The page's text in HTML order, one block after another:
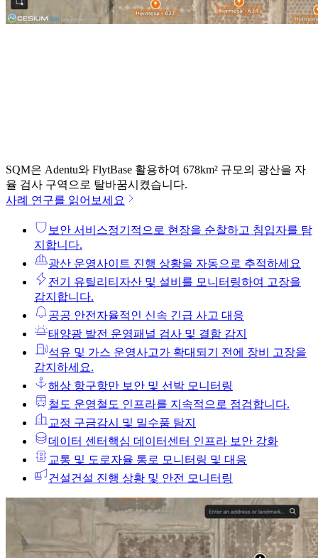
SQM은 Adentu와 FlytBase 활용하여 678km² 규모의 광산을 자
율 검사 구역으로 탈바꿈시켰습니다.
사례 연구를 읽어보세요
보안 서비스정기적으로 현장을 순찰하고 침입자를 탐
지합니다.
광산 운영사이트 진행 상황을 자동으로 추적하세요
전기 유틸리티 자산 및 설비를 모니터링하여 고장을
감지합니다.
공공 안전 자율적인 신속 긴급 사고 대응
태양광 발전 운영패널 검사 및 결함 감지
석유 및 가스 운영사고가 확대되기 전에 장비 고장을
감지하세요.
해상 항구항만 보안 및 선박 모니터링
철도 운영철도 인프라를 지속적으로 점검합니다.
교정 구금감시 및 밀수품 탐지
데이터 센터 핵심 데이터센터 인프라 보안 강화
교통 및 도로자율 통로 모니터링 및 대응
건설건설 진행 상황 및 안전 모니터링